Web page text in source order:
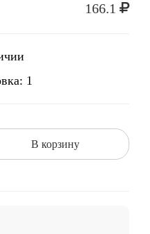
166.1
1
В корзину